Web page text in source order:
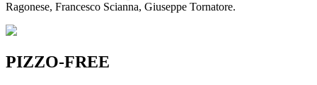
Ragonese, Francesco Scianna, Giuseppe Tornatore.
PIZZO-FREE